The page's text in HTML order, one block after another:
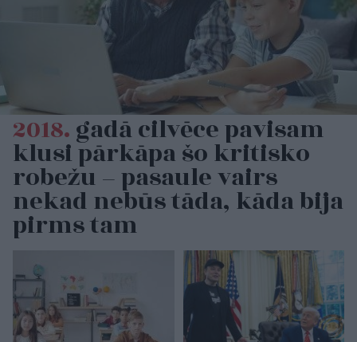
2018.gadā cilvēce pavisam
klusi pārkāpa šo kritisko
robežu – pasaule vairs
nekad nebūs tāda, kāda bija
pirms tam